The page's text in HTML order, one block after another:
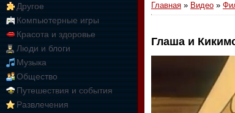
Другое
Компьютерные игры
Красота и здоровье
Люди и блоги
Музыка
Общество
Путешествия и события
Развлечения
Главная » Видео »
Глаша и